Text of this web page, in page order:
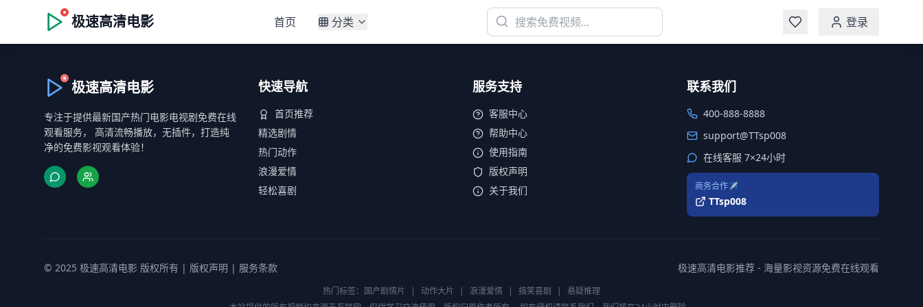
极速高清电影 首页 分类 登录
极速高清电影
专注于提供最新国产热门电影电视剧免费在线
观看服务， 高清流畅播放，无插件，打造纯
净的免费影视观看体验！
快速导航
首页推荐
精选剧情
热门动作
浪漫爱情
轻松喜剧
服务支持
客服中心
帮助中心
使用指南
版权声明
关于我们
联系我们
400-888-8888
support@TTsp008
在线客服 7×24小时
商务合作✈️
TTsp008
© 2025 极速高清电影 版权所有 | 版权声明 | 服务条款 极速高清电影推荐 - 海量影视资源免费在线观看
热门标签： 国产剧情片 | 动作大片 | 浪漫爱情 | 搞笑喜剧 |
悬疑推理